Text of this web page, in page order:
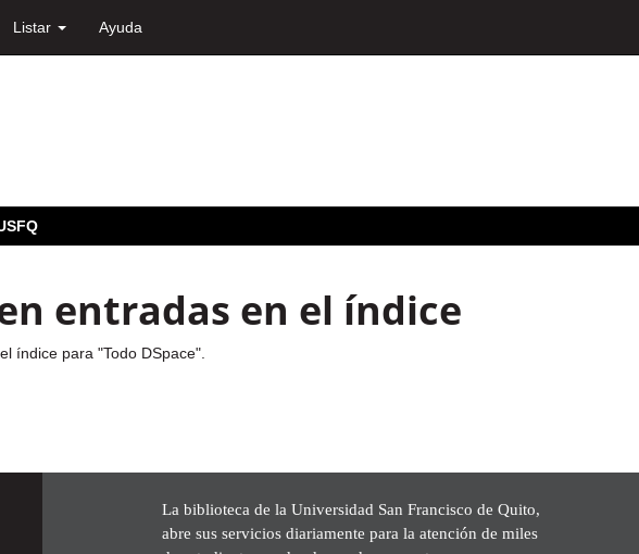
Listar Ayuda
entradas en el índice
índice para "Todo DSpace".
La biblioteca de la Universidad San Francisco de Quito,
abre sus servicios diariamente para la atención de miles